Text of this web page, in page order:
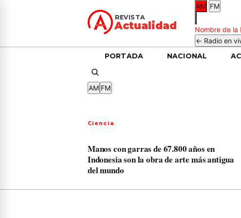
REVISTA
Actualidad
AM FM
Nombre de la
← Radio en
PORTADA NACIONAL
AM FM
Ciencia
Manos con garras de 67.800 años en
Indonesia son la obra de arte más antigua
del mundo